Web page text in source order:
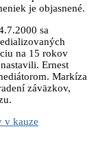
je objasnené.
sa
na 15 rokov
Ernest
Markíza
záväzkov,
v kauze